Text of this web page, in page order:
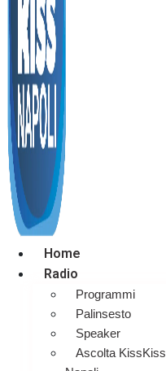
Home
Radio
Programmi
Palinsesto
Speaker
Ascolta KissKiss